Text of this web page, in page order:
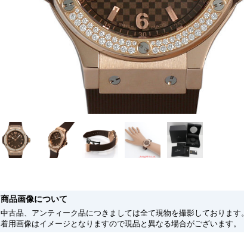
商品画像について
中古品、アンティーク品につきましては全て現物を撮影しております。
着用画像はイメージとなりますので現品と異なる場合がございます。